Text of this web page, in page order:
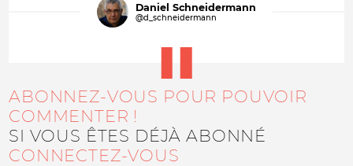
Daniel Schneidermann
@d_schneidermann
ABONNEZ-VOUS POUR POUVOIR
COMMENTER !
SI VOUS ÊTES DÉJÀ ABONNÉ
CONNECTEZ-VOUS